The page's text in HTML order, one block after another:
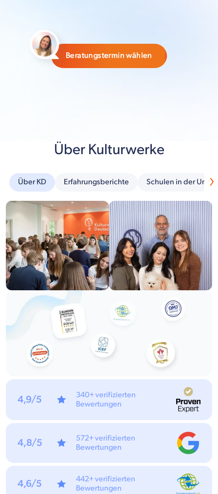
Beratungstermin wählen
Über Kulturwerke
Über KD Erfahrungsberichte Schulen in der
4,9/5
340+ verifizierten
Bewertungen
4,8/5
572+ verifizierten
Bewertungen
4,6/5
442+ verifizierten
Bewertungen